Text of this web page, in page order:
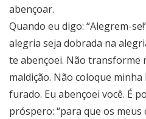
abençoar.
Quando eu digo: “Alegrem-
alegria seja dobrada na
te abençoei. Não transforme
maldição. Não coloque minha
furado. Eu abençoei você. É
próspero: “para que os meus